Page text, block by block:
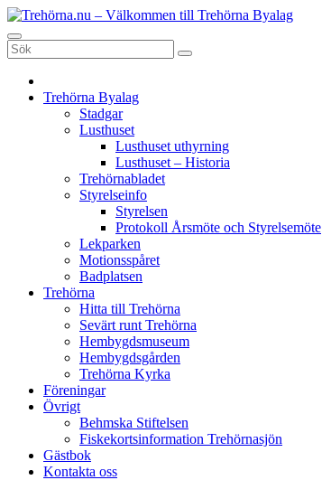
Hoppa
till
innehåll
Trehörna.nu - Välkommen till Trehörna Byalag
Trehörna Byalag, utanför det fina Tranås
Trehörna Byalag
Stadgar
Lusthuset
Lusthuset uthyrning
Lusthuset – Historia
Trehörnabladet
Styrelseinfo
Styrelsen
Protokoll Årsmöte och Styrelsemöte
Lekparken
Motionsspåret
Badplatsen
Trehörna
Hitta till Trehörna
Sevärt runt Trehörna
Hembygdsmuseum
Hembygdsgården
Trehörna Kyrka
Föreningar
Övrigt
Behmska Stiftelsen
Fiskekortsinformation Trehörnasjön
Gästbok
Kontakta oss